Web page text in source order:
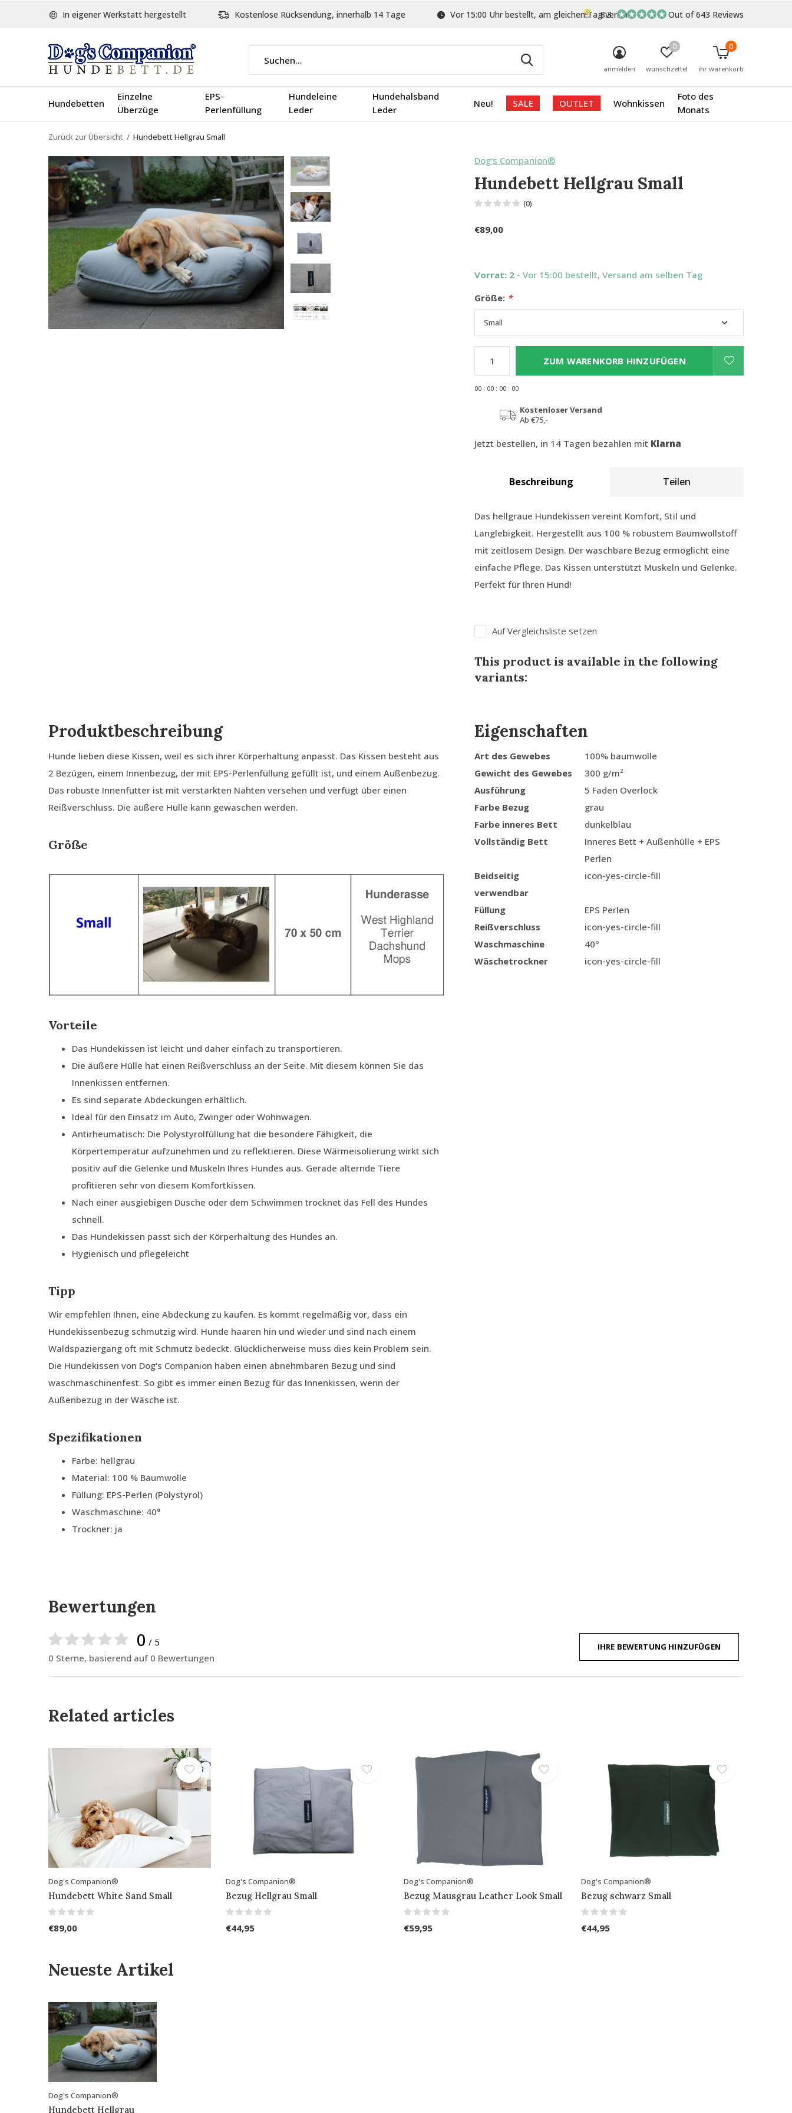
Hundebetten
Einzelne
Überzüge
EPS-
Perlenfüllung
Hundeleine
Leder
Hundehalsband
Leder
Neu! SALE OUTLET Wohnkissen
Foto des
Monats
anmelden wunschzettel
0
ihr warenkorb
0
In eigener Werkstatt hergestellt Kostenlose Rücksendung, innerhalb 14 Tage Vor 15:00 Uhr bestellt, am gleichen Tag versand
8.3 Out of 643 Reviews
Zurück zur Übersicht Hundebett Hellgrau Small
Dog's Companion®
Hundebett Hellgrau Small
(0)
€89,00
Vorrat: 2 - Vor 15:00 bestellt, Versand am selben Tag
Größe: *
ZUM WARENKORB HINZUFÜGEN
00 : 00 : 00 : 00
Kostenloser Versand
Ab €75,-
Jetzt bestellen, in 14 Tagen bezahlen mit Klarna
Beschreibung Teilen
Das hellgraue Hundekissen vereint Komfort, Stil und
Langlebigkeit. Hergestellt aus 100 % robustem Baumwollstoff
mit zeitlosem Design. Der waschbare Bezug ermöglicht eine
einfache Pflege. Das Kissen unterstützt Muskeln und Gelenke.
Perfekt für Ihren Hund!
Auf Vergleichsliste setzen
This product is available in the following
variants:
Produktbeschreibung
Hunde lieben diese Kissen, weil es sich ihrer Körperhaltung anpasst. Das Kissen besteht aus
2 Bezügen, einem Innenbezug, der mit EPS-Perlenfüllung gefüllt ist, und einem Außenbezug.
Das robuste Innenfutter ist mit verstärkten Nähten versehen und verfügt über einen
Reißverschluss. Die äußere Hülle kann gewaschen werden.
Größe
Vorteile
Das Hundekissen ist leicht und daher einfach zu transportieren.
Die äußere Hülle hat einen Reißverschluss an der Seite. Mit diesem können Sie das
Innenkissen entfernen.
Es sind separate Abdeckungen erhältlich.
Ideal für den Einsatz im Auto, Zwinger oder Wohnwagen.
Antirheumatisch: Die Polystyrolfüllung hat die besondere Fähigkeit, die
Körpertemperatur aufzunehmen und zu reflektieren. Diese Wärmeisolierung wirkt sich
positiv auf die Gelenke und Muskeln Ihres Hundes aus. Gerade alternde Tiere
profitieren sehr von diesem Komfortkissen.
Nach einer ausgiebigen Dusche oder dem Schwimmen trocknet das Fell des Hundes
schnell.
Das Hundekissen passt sich der Körperhaltung des Hundes an.
Hygienisch und pflegeleicht
Tipp
Wir empfehlen Ihnen, eine Abdeckung zu kaufen. Es kommt regelmäßig vor, dass ein
Hundekissenbezug schmutzig wird. Hunde haaren hin und wieder und sind nach einem
Waldspaziergang oft mit Schmutz bedeckt. Glücklicherweise muss dies kein Problem sein.
Die Hundekissen von Dog's Companion haben einen abnehmbaren Bezug und sind
waschmaschinenfest. So gibt es immer einen Bezug für das Innenkissen, wenn der
Außenbezug in der Wäsche ist.
Spezifikationen
Farbe: hellgrau
Material: 100 % Baumwolle
Füllung: EPS-Perlen (Polystyrol)
Waschmaschine: 40°
Trockner: ja
Eigenschaften
Art des Gewebes
100% baumwolle
Gewicht des Gewebes
300 g/m²
Ausführung
5 Faden Overlock
Farbe Bezug
grau
Farbe inneres Bett
dunkelblau
Vollständig Bett
Inneres Bett + Außenhülle + EPS
Perlen
Beidseitig
verwendbar
icon-yes-circle-fill
Füllung
EPS Perlen
Reißverschluss
icon-yes-circle-fill
Waschmaschine
40º
Wäschetrockner
icon-yes-circle-fill
Bewertungen
0 / 5
0 Sterne, basierend auf 0 Bewertungen
IHRE BEWERTUNG HINZUFÜGEN
Related articles
Dog's Companion®
Hundebett White Sand Small
€89,00
Dog's Companion®
Bezug Hellgrau Small
€44,95
Dog's Companion®
Bezug Mausgrau Leather Look Small
€59,95
Dog's Companion®
Bezug schwarz Small
€44,95
Neueste Artikel
Dog's Companion®
Hundebett Hellgrau